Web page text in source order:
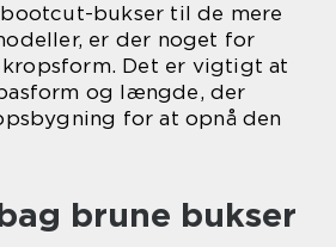
bootcut-bukser til de mere
er der noget for
kropsform. Det er vigtigt at
og længde, der
for at opnå den
brune bukser